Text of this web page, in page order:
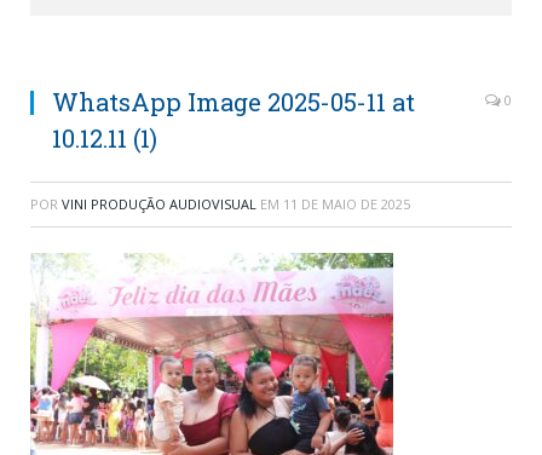
WhatsApp Image 2025-05-11 at
10.12.11 (1)
0
POR VINI PRODUÇÃO AUDIOVISUAL EM 11 DE MAIO DE 2025